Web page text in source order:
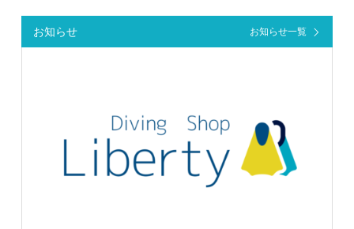
お知らせ お知らせ一覧